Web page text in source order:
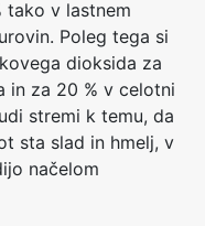
tako v lastnem
Poleg tega si
dioksida za
in za 20 % v celotni
stremi k temu, da
sta slad in hmelj, v
načelom